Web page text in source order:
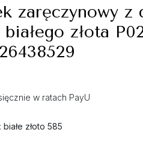
zaręczynowy z
złota
w ratach PayU
białe złoto 585